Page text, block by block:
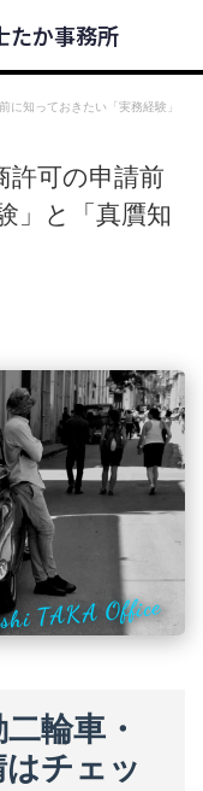
たか事務所
に知っておきたい「実務経験」
許可の申請前
」と「真贋知
TAKA Office
輪車・
チェッ